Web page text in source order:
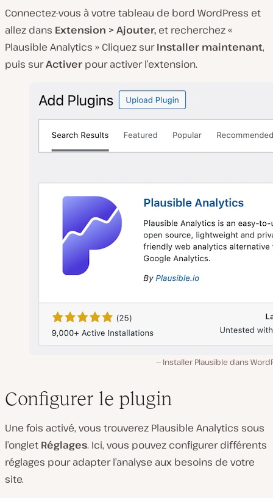
Connectez-vous à votre tableau de bord WordPress et
allez dans Extension > Ajouter, et recherchez «
Plausible Analytics » Cliquez surInstaller maintenant,
puis surActiver pour activer l’extension.
Installer Plausible dans
Configurer le plugin
Une fois activé, vous trouverez Plausible Analytics sous
l’onglet Réglages. Ici, vous pouvez configurer différents
réglages pour adapter l’analyse aux besoins de votre
site.